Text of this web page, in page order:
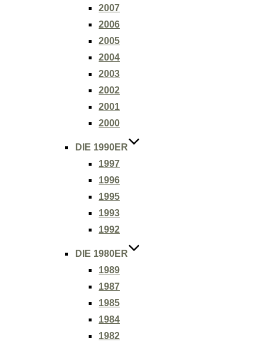
2007
2006
2005
2004
2003
2002
2001
2000
DIE 1990ER
1997
1996
1995
1993
1992
DIE 1980ER
1989
1987
1985
1984
1982